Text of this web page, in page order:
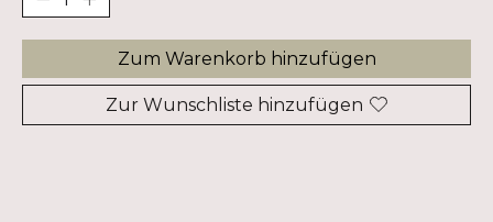
Zum Warenkorb hinzufügen
Zur Wunschliste hinzufügen